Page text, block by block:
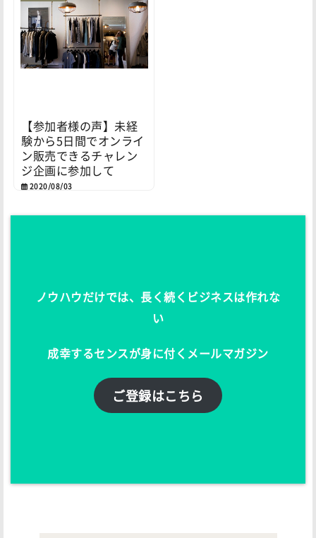
【参加者様の声】未経
験から5日間でオンライ
ン販売できるチャレン
ジ企画に参加して
2020/08/03
ノウハウだけでは、長く続くビジネスは作れな
い
成幸するセンスが身に付くメールマガジン
ご登録はこちら